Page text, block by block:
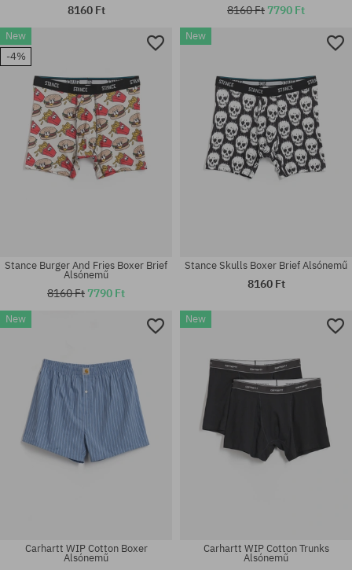
Elérhető méretek:
M; L
Elérhető méretek:
Elérhető méretek:
8160 Ft
Elérhető méretek:
8160 Ft 7790 Ft
New
-4%
Stance Burger And Fries Boxer Brief
Alsónemű
8160 Ft 7790 Ft
New
Stance Skulls Boxer Brief Alsónemű
8160 Ft
New
Carhartt WIP Cotton Boxer
Alsónemű
New
Carhartt WIP Cotton Trunks
Alsónemű